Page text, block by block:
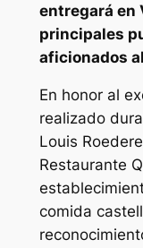
entregará en
principales
aficionados
En honor al
realizado
Louis
Restaurante
comida